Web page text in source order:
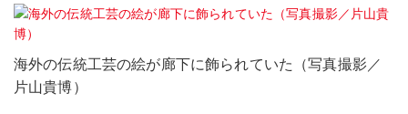
海外の伝統工芸の絵が廊下に飾られていた（写真撮影／
片山貴博）